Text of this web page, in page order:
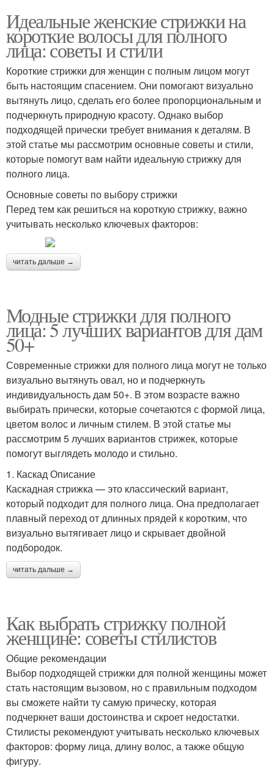
Идеальные женские стрижки на
короткие волосы для полного
лица: советы и стили
Короткие стрижки для женщин с полным лицом могут
быть настоящим спасением. Они помогают визуально
вытянуть лицо, сделать его более пропорциональным и
подчеркнуть природную красоту. Однако выбор
подходящей прически требует внимания к деталям. В
этой статье мы рассмотрим основные советы и стили,
которые помогут вам найти идеальную стрижку для
полного лица.
Основные советы по выбору стрижки
Перед тем как решиться на короткую стрижку, важно
учитывать несколько ключевых факторов:
читать дальше →
Модные стрижки для полного
лица: 5 лучших вариантов для дам
50+
Современные стрижки для полного лица могут не только
визуально вытянуть овал, но и подчеркнуть
индивидуальность дам 50+. В этом возрасте важно
выбирать прически, которые сочетаются с формой лица,
цветом волос и личным стилем. В этой статье мы
рассмотрим 5 лучших вариантов стрижек, которые
помогут выглядеть молодо и стильно.
1. Каскад Описание
Каскадная стрижка — это классический вариант,
который подходит для полного лица. Она предполагает
плавный переход от длинных прядей к коротким, что
визуально вытягивает лицо и скрывает двойной
подбородок.
читать дальше →
Как выбрать стрижку полной
женщине: советы стилистов
Общие рекомендации
Выбор подходящей стрижки для полной женщины может
стать настоящим вызовом, но с правильным подходом
вы сможете найти ту самую прическу, которая
подчеркнет ваши достоинства и скроет недостатки.
Стилисты рекомендуют учитывать несколько ключевых
факторов: форму лица, длину волос, а также общую
фигуру.